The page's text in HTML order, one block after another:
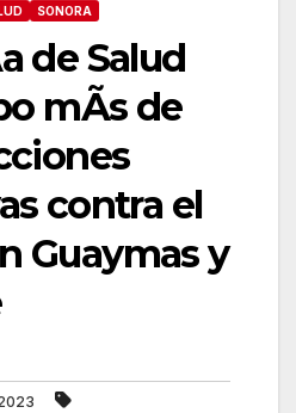
SONORA
de Salud
mÃs de
contra el
Guaymas y